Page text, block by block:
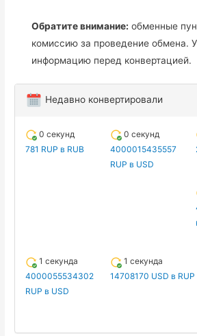
Обратите внимание: обменные
комиссию за проведение обмена.
информацию перед конвертацией.
Недавно конвертировали
0 секунд
781 RUP в RUB
0 секунд
4000015435557
RUP в USD
1 секунда
4000055534302
RUP в USD
1 секунда
14708170 USD в RUP